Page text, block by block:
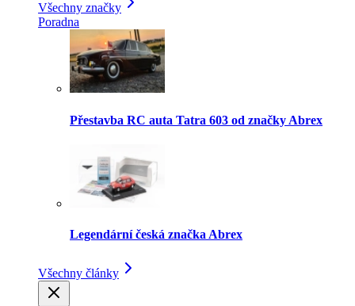
Všechny značky
Poradna
Přestavba RC auta Tatra 603 od značky Abrex
Legendární česká značka Abrex
Všechny články